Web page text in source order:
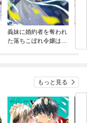
義妹に婚約者を奪われ
た落ちこぼれ令嬢は、
な
版】
もっと見る